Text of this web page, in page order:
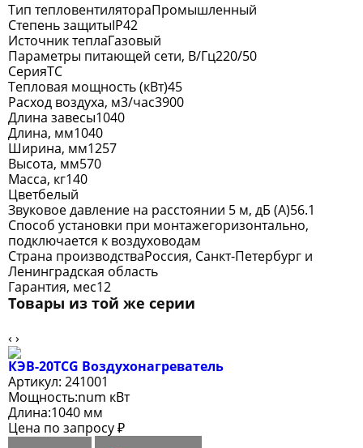
Тип тепловентилятораПромышленный
Степень защитыIP42
Источник теплаГазовый
Параметры питающей сети, В/Гц220/50
СерияTC
Тепловая мощность (кВт)45
Расход воздуха, м3/час3900
Длина завесы1040
Длина, мм1040
Ширина, мм1257
Высота, мм570
Масса, кг140
Цветбелый
Звуковое давление на расстоянии 5 м, дБ (A)56.1
Способ установки при монтажегоризонтально,
подключается к воздуховодам
Страна производстваРоссия, Санкт-Петербург и
Ленинградская область
Гарантия, мес12
Товары из той же серии
‹ ›
КЭВ-20TСG Воздухонагреватель
Артикул: 241001
Мощность:num кВт
Длина:1040 мм
Цена по запросу ₽